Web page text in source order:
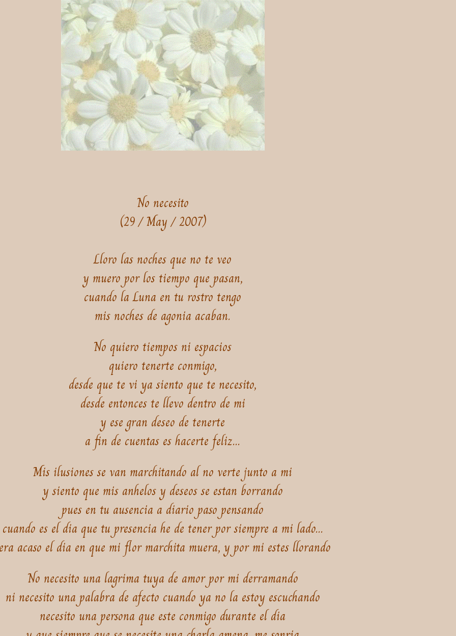
No necesito
(29 / May / 2007)
Lloro las noches que no te veo
y muero por los tiempo que pasan,
cuando la Luna en tu rostro tengo
mis noches de agonia acaban.
No quiero tiempos ni espacios
quiero tenerte conmigo,
desde que te vi ya siento que te necesito,
desde entonces te llevo dentro de mi
y ese gran deseo de tenerte
a fin de cuentas es hacerte feliz...
Mis ilusiones se van marchitando al no verte junto a mi
y siento que mis anhelos y deseos se estan borrando
pues en tu ausencia a diario paso pensando
cuando es el dia que tu presencia he de tener por siempre a mi lado...
acaso el dia en que mi flor marchita muera, y por mi estes llorando
No necesito una lagrima tuya de amor por mi derramando
ni necesito una palabra de afecto cuando ya no la estoy escuchando
necesito una persona que este conmigo durante el dia